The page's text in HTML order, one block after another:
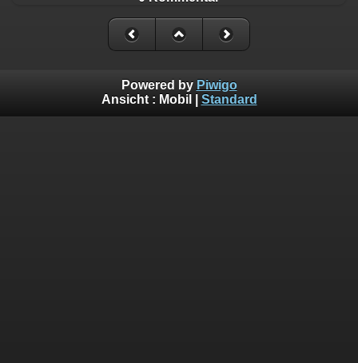
Powered by Piwigo
Ansicht : Mobil Standard